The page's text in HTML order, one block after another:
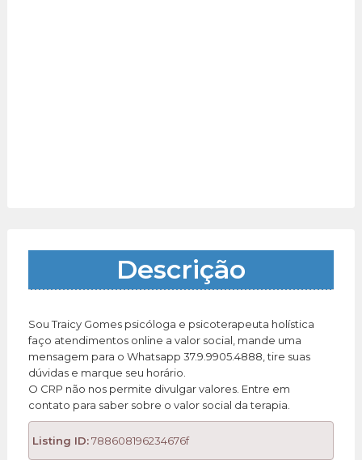
Descrição
Sou Traicy Gomes psicóloga e psicoterapeuta holística
faço atendimentos online a valor social, mande uma
mensagem para o Whatsapp 37.9.9905.4888, tire suas
dúvidas e marque seu horário.
O CRP não nos permite divulgar valores. Entre em
contato para saber sobre o valor social da terapia.
Listing ID:788608196234676f